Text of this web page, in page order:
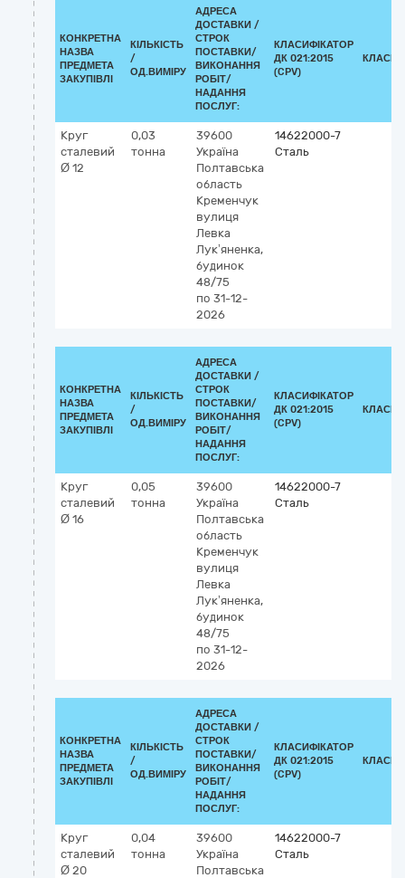
КОНКРЕТНА
НАЗВА
ПРЕДМЕТА
ЗАКУПІВЛІ
КІЛЬКІСТЬ
/
ОД.ВИМІРУ
АДРЕСА
ДОСТАВКИ /
СТРОК
ПОСТАВКИ/
ВИКОНАННЯ
РОБІТ/
НАДАННЯ
ПОСЛУГ:
КЛАСИФІКАТОР
ДК 021:2015
(CPV)
Круг
сталевий
Ø 12
0,03
тонна
39600
Україна
Полтавська
область
Кременчук
вулиця
Левка
Лук’яненка,
будинок
48/75
по 31-12-
2026
14622000-7
Сталь
КОНКРЕТНА
НАЗВА
ПРЕДМЕТА
ЗАКУПІВЛІ
КІЛЬКІСТЬ
/
ОД.ВИМІРУ
АДРЕСА
ДОСТАВКИ /
СТРОК
ПОСТАВКИ/
ВИКОНАННЯ
РОБІТ/
НАДАННЯ
ПОСЛУГ:
КЛАСИФІКАТОР
ДК 021:2015
(CPV)
Круг
сталевий
Ø 16
0,05
тонна
39600
Україна
Полтавська
область
Кременчук
вулиця
Левка
Лук’яненка,
будинок
48/75
по 31-12-
2026
14622000-7
Сталь
КОНКРЕТНА
НАЗВА
ПРЕДМЕТА
ЗАКУПІВЛІ
КІЛЬКІСТЬ
/
ОД.ВИМІРУ
АДРЕСА
ДОСТАВКИ /
СТРОК
ПОСТАВКИ/
ВИКОНАННЯ
РОБІТ/
НАДАННЯ
ПОСЛУГ:
КЛАСИФІКАТОР
ДК 021:2015
(CPV)
Круг
сталевий
Ø 20
0,04
тонна
39600
Україна
Полтавська
14622000-7
Сталь